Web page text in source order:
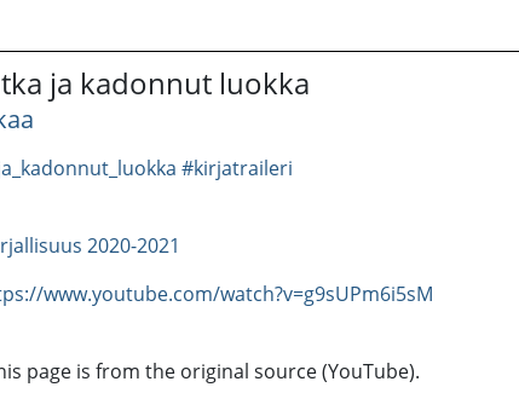
ja kadonnut luokka
#kirjatraileri
2020-2021
www.youtube.com/watch?v=g9sUPm6i5sM
page is from the original source (YouTube).